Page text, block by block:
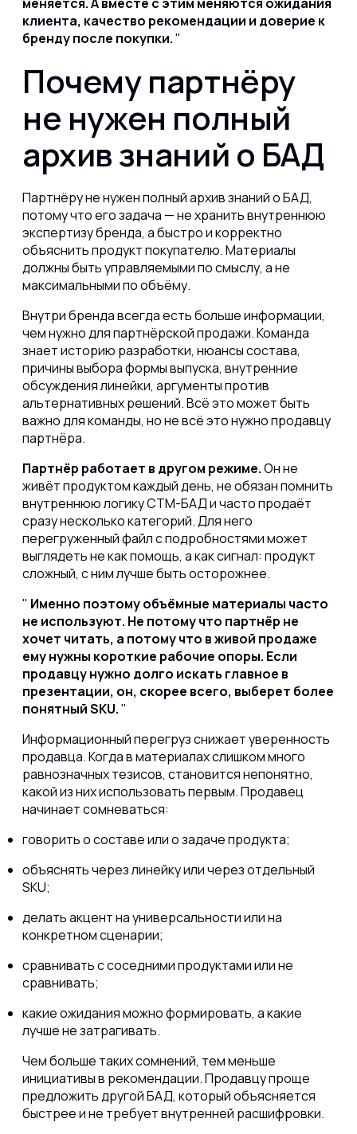
клиента, качество рекомендации и доверие к
бренду после покупки.
Почему партнёру
не нужен полный
архив знаний о БАД
Партнёру не нужен полный архив знаний о БАД,
потому что его задача — не хранить внутреннюю
экспертизу бренда, а быстро и корректно
объяснить продукт покупателю. Материалы
должны быть управляемыми по смыслу, а не
максимальными по объёму.
Внутри бренда всегда есть больше информации,
чем нужно для партнёрской продажи. Команда
знает историю разработки, нюансы состава,
причины выбора формы выпуска, внутренние
обсуждения линейки, аргументы против
альтернативных решений. Всё это может быть
важно для команды, но не всё это нужно продавцу
партнёра.
Партнёр работает в другом режиме.Он не
живёт продуктом каждый день, не обязан помнить
внутреннюю логику СТМ-БАД и часто продаёт
сразу несколько категорий. Для него
перегруженный файл с подробностями может
выглядеть не как помощь, а как сигнал: продукт
сложный, с ним лучше быть осторожнее.
Именно поэтому объёмные материалы часто
не используют. Не потому что партнёр не
хочет читать, а потому что в живой продаже
ему нужны короткие рабочие опоры. Если
продавцу нужно долго искать главное в
презентации, он, скорее всего, выберет более
понятный SKU.
Информационный перегруз снижает уверенность
продавца. Когда в материалах слишком много
равнозначных тезисов, становится непонятно,
какой из них использовать первым. Продавец
начинает сомневаться:
говорить о составе или о задаче продукта;
объяснять через линейку или через отдельный
SKU;
делать акцент на универсальности или на
конкретном сценарии;
сравнивать с соседними продуктами или не
сравнивать;
какие ожидания можно формировать, а какие
лучше не затрагивать.
Чем больше таких сомнений, тем меньше
инициативы в рекомендации. Продавцу проще
предложить другой БАД, который объясняется
быстрее и не требует внутренней расшифровки.